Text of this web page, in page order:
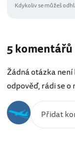
Kdykoliv se můžeš
5 komentářů
Žádná otázka
odpověď, rádi se o